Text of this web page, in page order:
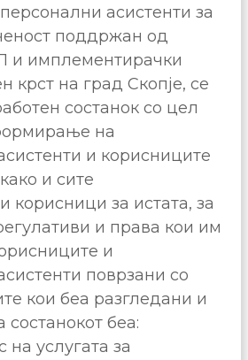
асистенти за
поддржан од
и имплементирачки
крст на град Скопје, се
состанок со цел
на
и корисниците
и сите
корисници за истата, за
и права кои им
и
поврзани со
кои беа разгледани и
беа:
услугата за